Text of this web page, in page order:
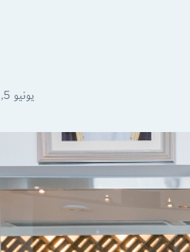
يونيو 5, 2023